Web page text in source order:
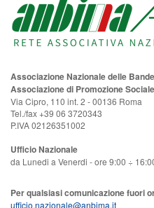
Associazione Nazionale delle
Associazione di Promozione Sociale
Via Cipro, 110 int. 2 - 00136 Roma
Tel./fax +39 06 3720343
P.IVA 02126351002
Ufficio Nazionale
da Lunedi a Venerdi - ore 9:00 ÷
Per qualsiasi comunicazione fuori
ufficio.nazionale@anbima.it